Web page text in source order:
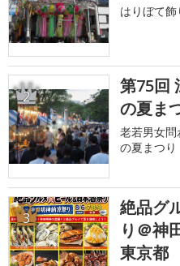
はりぼて
2
第75回
の夏ま
老若男女問
の夏まつり
3
絶品グ
り＠神
東京都